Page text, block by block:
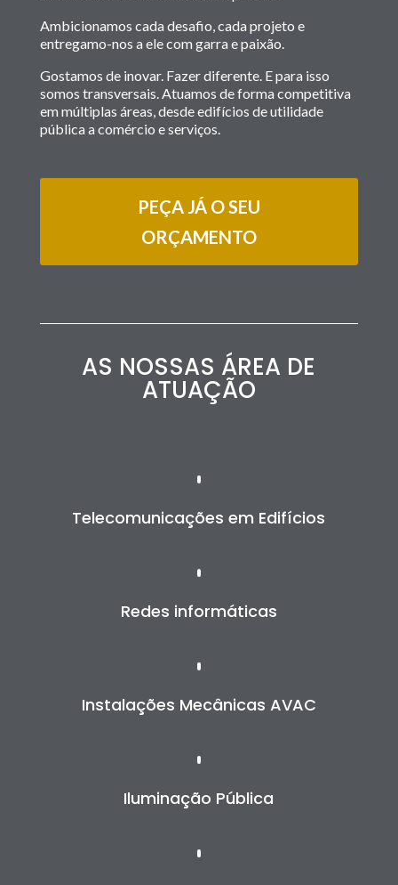
Ambicionamos cada desafio, cada projeto e
entregamo-nos a ele com garra e paixão.
Gostamos de inovar. Fazer diferente. E para isso
somos transversais. Atuamos de forma competitiva
em múltiplas áreas, desde edifícios de utilidade
pública a comércio e serviços.
PEÇA JÁ O SEU
ORÇAMENTO
AS NOSSAS ÁREA DE
ATUAÇÃO
Telecomunicações em Edifícios
Redes informáticas
Instalações Mecânicas AVAC
Iluminação Pública